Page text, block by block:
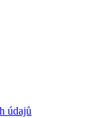
údajů